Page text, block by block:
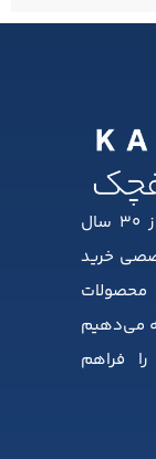
فروشگاه کفچک (یعقوبی) با بیش از ۳۰ سال
خرید
می‌دهیم
فراهم